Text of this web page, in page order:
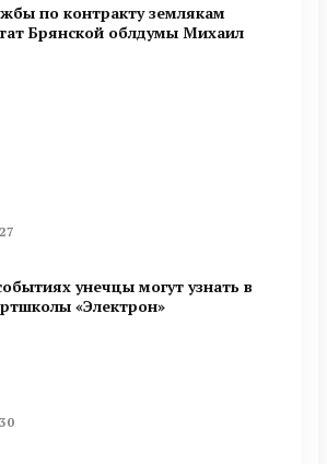
по контракту землякам
Брянской облдумы Михаил
унечцы могут узнать в
«Электрон»